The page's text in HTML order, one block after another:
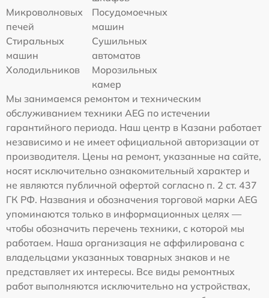
Микроволновых
печей
Посудомоечных
машин
Стиральных
машин
Сушильных
автоматов
Холодильников
Морозильных
камер
Мы занимаемся ремонтом и техническим
обслуживанием техники AEG по истечении
гарантийного периода. Наш центр в Казани работает
независимо и не имеет официальной авторизации от
производителя. Цены на ремонт, указанные на сайте,
носят исключительно ознакомительный характер и
не являются публичной офертой согласно п. 2 ст. 437
ГК РФ. Названия и обозначения торговой марки AEG
упоминаются только в информационных целях —
чтобы обозначить перечень техники, с которой мы
работаем. Наша организация не аффилирована с
владельцами указанных товарных знаков и не
представляет их интересы. Все виды ремонтных
работ выполняются исключительно на устройствах,